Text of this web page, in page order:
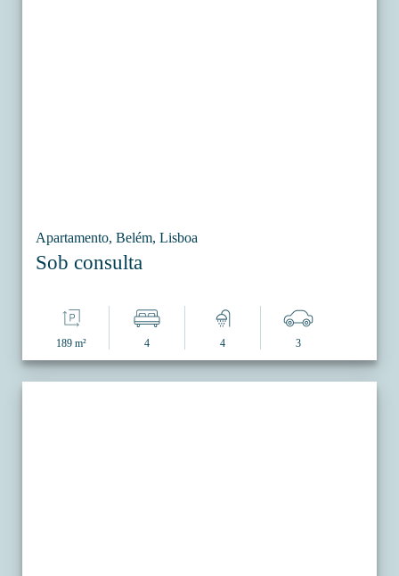
Apartamento, Belém, Lisboa
Sob consulta
189 m² 4 4 3